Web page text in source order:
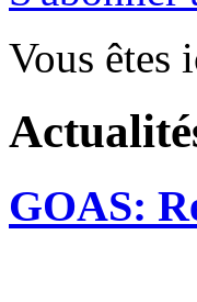
Vous êtes
GOAS: